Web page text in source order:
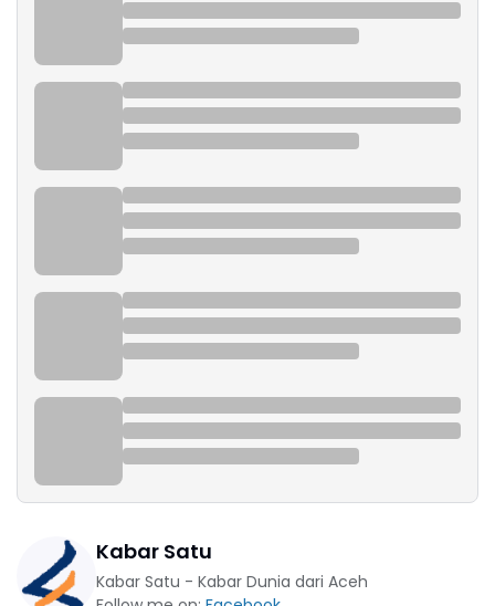
Kabar Satu
Kabar Satu - Kabar Dunia dari Aceh